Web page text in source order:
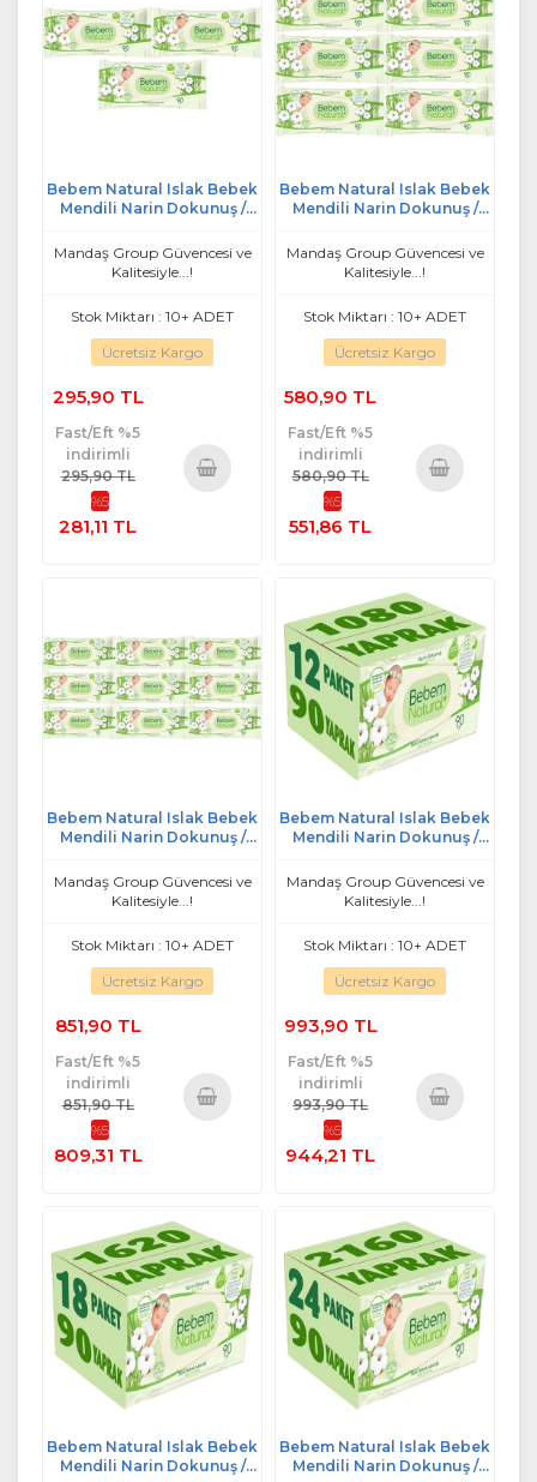
Bebem Natural Islak Bebek
Mendili Narin Dokunuş /
Plastik Kapaklı 3 Lü Set
Mandaş Group Güvencesi ve
Kalitesiyle...!
Stok Miktarı : 10+ ADET
Ücretsiz Kargo
295,90 TL
Fast/Eft %5
indirimli
295,90 TL
%5
281,11 TL
Bebem Natural Islak Bebek
Mendili Narin Dokunuş /
Plastik Kapaklı 6 Lı Set
Mandaş Group Güvencesi ve
Kalitesiyle...!
Stok Miktarı : 10+ ADET
Ücretsiz Kargo
580,90 TL
Fast/Eft %5
indirimli
580,90 TL
%5
551,86 TL
Bebem Natural Islak Bebek
Mendili Narin Dokunuş /
Plastik Kapaklı 9 Lu Set
Mandaş Group Güvencesi ve
Kalitesiyle...!
Stok Miktarı : 10+ ADET
Ücretsiz Kargo
851,90 TL
Fast/Eft %5
indirimli
851,90 TL
%5
809,31 TL
Bebem Natural Islak Bebek
Mendili Narin Dokunuş /
Plastik Kapaklı 12 Li Set
Mandaş Group Güvencesi ve
Kalitesiyle...!
Stok Miktarı : 10+ ADET
Ücretsiz Kargo
993,90 TL
Fast/Eft %5
indirimli
993,90 TL
%5
944,21 TL
Bebem Natural Islak Bebek
Mendili Narin Dokunuş /
Bebem Natural Islak Bebek
Mendili Narin Dokunuş /